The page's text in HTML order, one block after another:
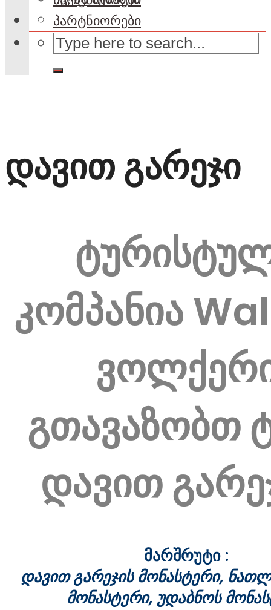
პარტნიორები
დავით გარეჯი
კომპანია
გთავაზობთ
დავით
მარშრუტი :
დავით გარეჯის მონასტერი,
მონასტერი, უდაბნოს